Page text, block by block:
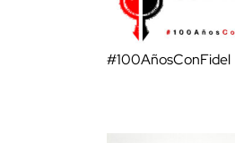
#100AñosConFidel